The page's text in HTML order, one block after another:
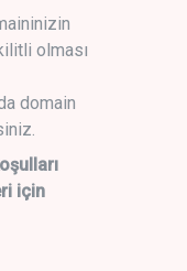
olması
domain
için